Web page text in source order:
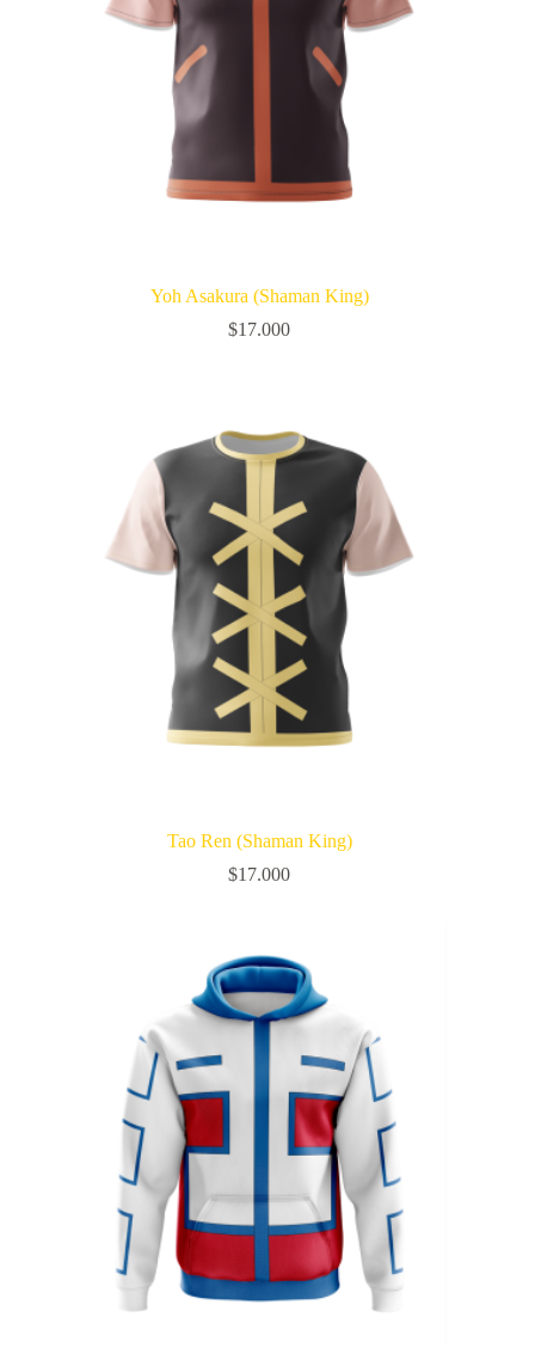
Yoh Asakura (Shaman King)
$17.000
Tao Ren (Shaman King)
$17.000